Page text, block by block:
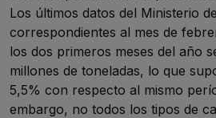
Los últimos datos del Ministerio
correspondientes al mes de
los dos primeros meses del año
millones de toneladas, lo que
5,5% con respecto al mismo
embargo, no todos los tipos de